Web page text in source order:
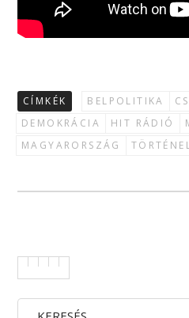
CÍMKÉK BELPOLITIKA
DEMOKRÁCIA
HIT RÁDIÓ
MAGYARORSZÁG